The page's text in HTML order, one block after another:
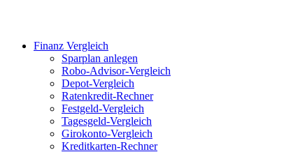
Finanz Vergleich
Sparplan anlegen
Robo-Advisor-Vergleich
Depot-Vergleich
Ratenkredit-Rechner
Festgeld-Vergleich
Tagesgeld-Vergleich
Girokonto-Vergleich
Kreditkarten-Rechner